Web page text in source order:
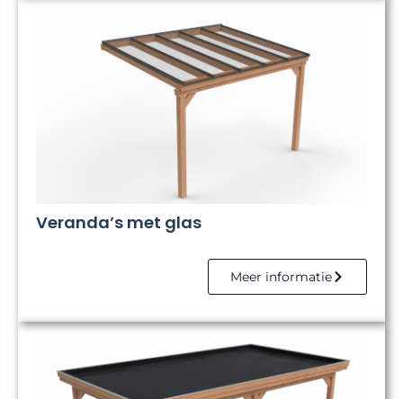
Veranda’s met glas
Meer informatie